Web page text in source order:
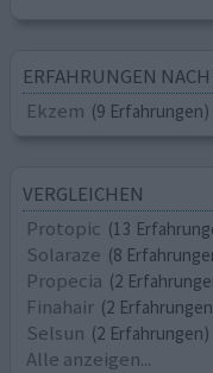
ERFAHRUNGEN
Ekzem (9 Erfahrungen)
VERGLEICHEN
Protopic (13
Solaraze (8
Propecia (2
Finahair (2
Selsun (2 Erfahrungen)
Alle anzeigen...